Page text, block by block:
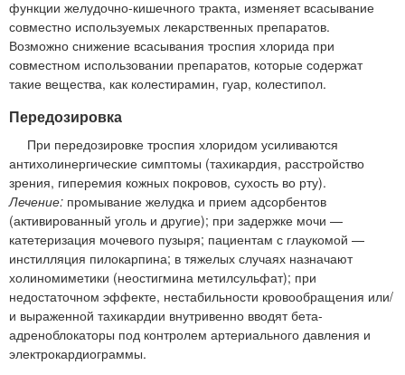
функции желудочно-кишечного тракта, изменяет всасывание
совместно используемых лекарственных препаратов.
Возможно снижение всасывания троспия хлорида при
совместном использовании препаратов, которые содержат
такие вещества, как колестирамин, гуар, колестипол.
Передозировка
При передозировке троспия хлоридом усиливаются
антихолинергические симптомы (тахикардия, расстройство
зрения, гиперемия кожных покровов, сухость во рту).
Лечение: промывание желудка и прием адсорбентов
(активированный уголь и другие); при задержке мочи —
катетеризация мочевого пузыря; пациентам с глаукомой —
инстилляция пилокарпина; в тяжелых случаях назначают
холиномиметики (неостигмина метилсульфат); при
недостаточном эффекте, нестабильности кровообращения или/
и выраженной тахикардии внутривенно вводят бета-
адреноблокаторы под контролем артериального давления и
электрокардиограммы.